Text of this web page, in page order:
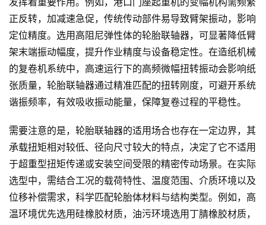
发挥着重要作用。例如，港口门座起重机的变幅机构需频繁
正反转，加减速急促，传统传动部件易导致臂架振动，影响
定位精度。选用高阻尼弹性体的轮胎联轴器，可显著降低臂
架末端振动幅度，提升作业精度与设备稳定性。在造纸机械
的复卷机系统中，高速运行下的高频微幅扭转振动会影响纸
张质量，轮胎联轴器通过精准匹配的扭转刚度，可避开系统
谐振频率，有效吸收振动能量，保障复卷过程的平稳性。
需要注意的是，轮胎联轴器的适用场合也存在一定边界，其
承载扭矩相对较低、径向尺寸较大的特点，决定了它不适用
于超重型扭矩传递或安装空间受限的精密传动场景。在实际
选型中，需结合工况的载荷特性、温度范围、介质环境以及
位移补偿需求，科学匹配轮胎体材料与结构类型。例如，高
温环境优先选用硅橡胶材质，油污环境选用丁腈橡胶材质，